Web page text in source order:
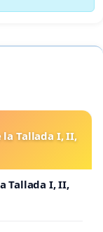
la Tallada I, II,
Tallada I, II,